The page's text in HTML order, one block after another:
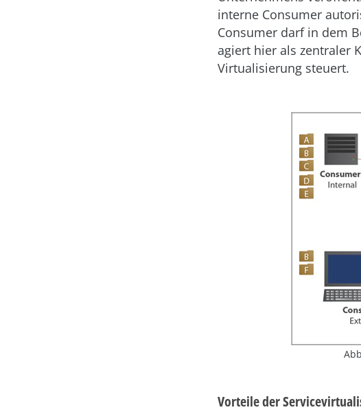
interne Consumer
Consumer darf in dem
agiert hier als zentraler
Virtualisierung steuert.
Vorteile der